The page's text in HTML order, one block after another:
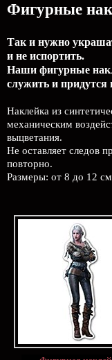
Фигурные
Так и нужно
и не испортить.
Наши фигурные
служить и
Наклейка из
механическим
выцветания.
Не оставляет следов
повторно.
Размеры: от 8 до 12